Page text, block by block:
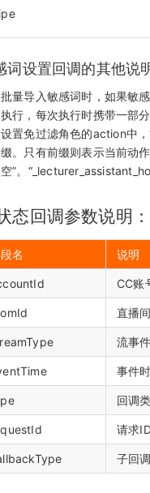
词设置回调的其他说
批量导入敏感词时，如果敏
执行，每次执行时携带一部
设置免过滤角色的action中
缀。只有前缀则表示当前动
空”。
态回调参数说明：
名 说明
CC账
直播
流事
事件
回调
请求
子回